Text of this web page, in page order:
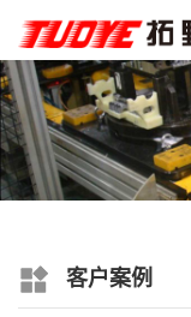
客户案例